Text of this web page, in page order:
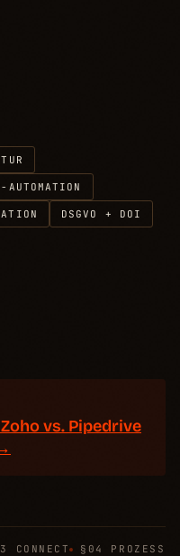
AUTOMATION
DSGVO + DOI
vs. Pipedrive
CONNECT
§04 PROZESS